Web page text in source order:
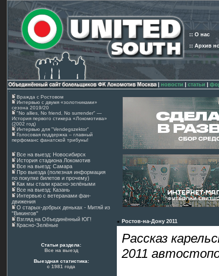
:: О нас
:: Архив
| новости | статьи |
Вражда с Ростовом
Интервью с двумя «золотниками»
сезона 2019/20
"No allies, No friend, No surrender" —
История первого стикера «Локомотива»
(2002 год)
Интервью для "Vendegszektor"
Голосовая поддержка – главный
перфоманс фанатской трибуны!
Все на выезд: Новосибирск
История стадиона Локомотив
Все на выезд: Самара
Про выезда (полезная информация
по покупке билетов и прочему)
Как мы стали красно-зелёными
Все на выезд: Казань
Интервью с ветеранами фан-
движения
О старых-добрых деньках - Митяй из
"Викингов"
Взгляд на Объединённый ЮГ!
Красно-Зелёные
Статьи раздела:
Все на выезд
Выездная статистика:
с 1981 года
Ростов-на-Дону 2011
Рассказ
2011